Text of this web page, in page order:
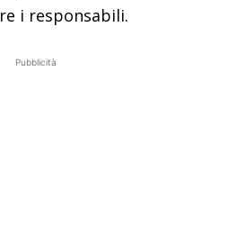
i responsabili.
Pubblicità